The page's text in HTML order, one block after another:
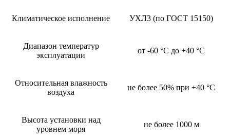
Климатическое исполнение УХЛ3 (по ГОСТ 15150)
Диапазон температур
эксплуатации
от -60 °C до +40 °C
Относительная влажность
воздуха
не более 50% при +40 °C
Высота установки над
уровнем моря
не более 1000 м